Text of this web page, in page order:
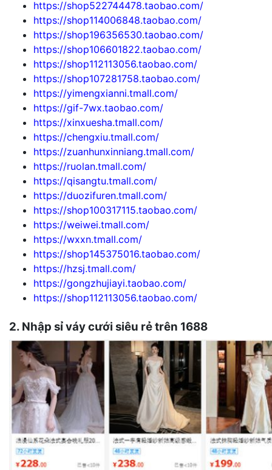
https://shop522744478.taobao.com/
https://shop114006848.taobao.com/
https://shop196356530.taobao.com/
https://shop106601822.taobao.com/
https://shop112113056.taobao.com/
https://shop107281758.taobao.com/
https://yimengxianni.tmall.com/
https://gif-7wx.taobao.com/
https://xinxuesha.tmall.com/
https://chengxiu.tmall.com/
https://zuanhunxinniang.tmall.com/
https://ruolan.tmall.com/
https://qisangtu.tmall.com/
https://duozifuren.tmall.com/
https://shop100317115.taobao.com/
https://weiwei.tmall.com/
https://wxxn.tmall.com/
https://shop145375016.taobao.com/
https://hzsj.tmall.com/
https://gongzhujiayi.taobao.com/
https://shop112113056.taobao.com/
2. Nhập sỉ váy cưới siêu rẻ trên 1688